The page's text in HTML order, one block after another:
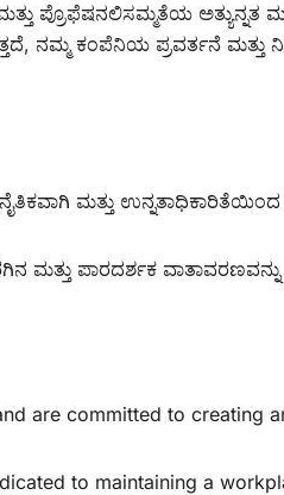
ಮತ್ತು ಪ್ರೊಫೆಷನಲಿಸಮ್ಮತೆಯ
ನಮ್ಮ ಕಂಪೆನಿಯ ಪ್ರವರ್ತನೆ ಮತ್ತು
ನೈತಿಕವಾಗಿ ಮತ್ತು
ಮತ್ತು ಪಾರದರ್ಶಕ ವಾತಾವರಣವನ್ನು
are committed to creating
to maintaining a